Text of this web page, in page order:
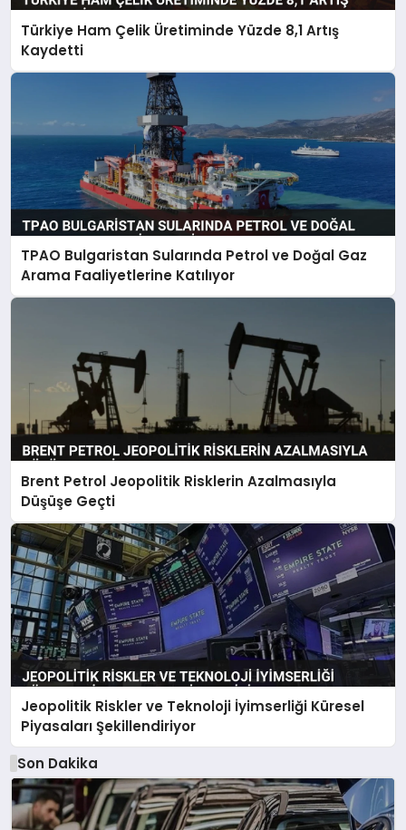
Türkiye Ham Çelik Üretiminde Yüzde 8,1 Artış
Kaydetti
TPAO Bulgaristan Sularında Petrol ve Doğal Gaz
Arama Faaliyetlerine Katılıyor
Brent Petrol Jeopolitik Risklerin Azalmasıyla
Düşüşe Geçti
Jeopolitik Riskler ve Teknoloji İyimserliği Küresel
Piyasaları Şekillendiriyor
Son Dakika